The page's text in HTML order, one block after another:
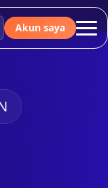
Akun saya